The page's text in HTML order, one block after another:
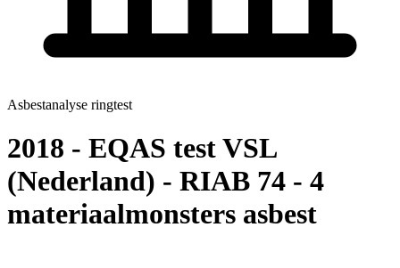
Asbestanalyse ringtest
2018 - EQAS test VSL
(Nederland) - RIAB 74 - 4
materiaalmonsters asbest